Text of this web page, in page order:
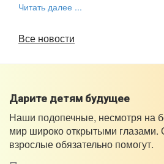
Читать далее ...
Все новости
Дарите детям будущее
Наши подопечные, несмотря на
мир широко открытыми глазами.
взрослые обязательно помогут.